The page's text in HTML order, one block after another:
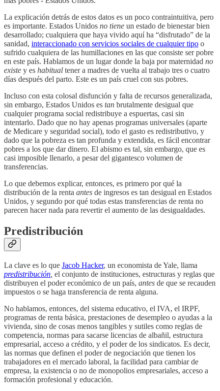
La explicación detrás de estos datos es un poco contraintuitiva, pero
es importante. Estados Unidos no tiene un estado de bienestar bien
desarrollado; cualquiera que haya vivido aquí ha “disfrutado” de la
sanidad, interaccionado con servicios sociales de cualquier tipo o
sufrido cualquiera de las humillaciones en las que consiste ser pobre
en este país. Hablamos de un lugar donde la baja por maternidad no
existe y es habitual tener a madres de vuelta al trabajo tres o cuatro
días después del parto. Este es un país cruel con sus pobres.
Incluso con esta colosal disfunción y falta de recursos generalizada,
sin embargo, Estados Unidos es tan brutalmente desigual que
cualquier programa social redistribuye a espuertas, casi sin
intentarlo. Dado que no hay apenas programas universales (aparte
de Medicare y seguridad social), todo el gasto es redistributivo, y
dado que la pobreza es tan profunda y extendida, es fácil encontrar
pobres a los que dar dinero. El abismo es tal, sin embargo, que es
casi imposible llenarlo, a pesar del gigantesco volumen de
transferencias.
Lo que debemos explicar, entonces, es primero por qué la
distribución de la renta antes de ingresos es tan desigual en Estados
Unidos, y segundo por qué todas estas transferencias de renta no
parecen hacer nada para revertir el aumento de las desigualdades.
Predistribución
La clave es lo que Jacob Hacker, un economista de Yale, llama
predistribución el conjunto de instituciones, estructuras y reglas que
distribuyen el poder económico de un país, antes de que se recauden
impuestos o se haga transferencia de renta alguna.
No hablamos, entonces, del sistema educativo, el IVA, el IRPF,
programas de renta básica, prestaciones de desempleo o ayudas a la
vivienda, sino de cosas menos tangibles y sutiles como reglas de
competencia, normas para sacarse licencias de albañil, estructura
empresarial, acceso a crédito, y el poder de los sindicatos. Es decir,
las normas que definen el poder de negociación que tienen los
trabajadores en el mercado laboral, la facilidad para cambiar de
empresa, la existencia o no de monopolios empresariales, acceso a
formación profesional y educación.